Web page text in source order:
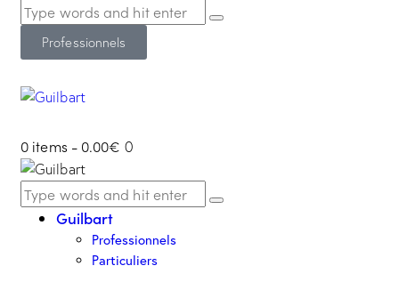
Professionnels
0 items - 0.00€ 0
Guilbart
Professionnels
Particuliers